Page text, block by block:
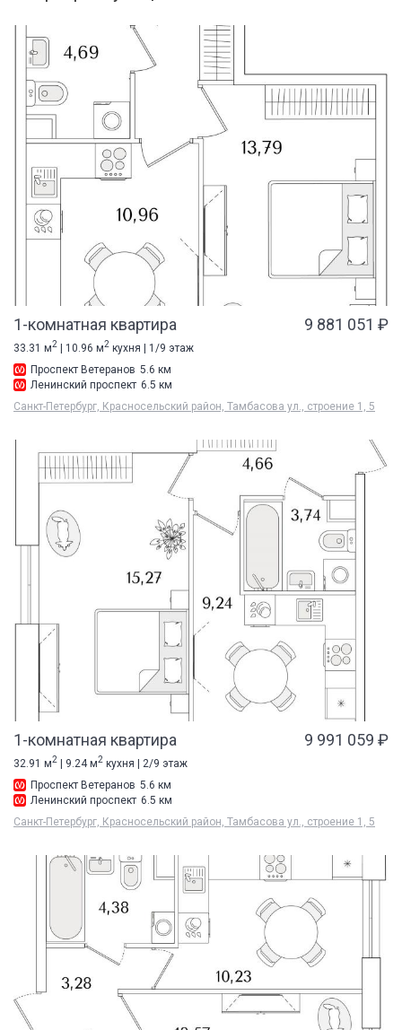
1-комнатная квартира 9 881 051 ₽
33.31 м2 | 10.96 м2 кухня | 1/9 этаж
Проспект Ветеранов 5.6 км
Ленинский проспект 6.5 км
Санкт-Петербург, Красносельский район, Тамбасова ул., строение 1, 5
1-комнатная квартира 9 991 059 ₽
32.91 м2 | 9.24 м2 кухня | 2/9 этаж
Проспект Ветеранов 5.6 км
Ленинский проспект 6.5 км
Санкт-Петербург, Красносельский район, Тамбасова ул., строение 1, 5